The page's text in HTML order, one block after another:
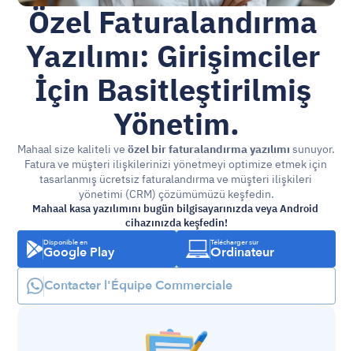
Özel Faturalandırma
Yazılımı: Girişimciler
İçin Basitleştirilmiş
Yönetim.
Mahaal size kaliteli ve özel bir faturalandırma yazılımı sunuyor.
Fatura ve müşteri ilişkilerinizi yönetmeyi optimize etmek için
tasarlanmış ücretsiz faturalandırma ve müşteri ilişkileri
yönetimi (CRM) çözümümüzü keşfedin.
Mahaal kasa yazılımını bugün bilgisayarınızda veya Android
cihazınızda keşfedin!
Disponible en
Google Play
Télécharger sur
Ordinateur
Contacter l'Équipe Commerciale